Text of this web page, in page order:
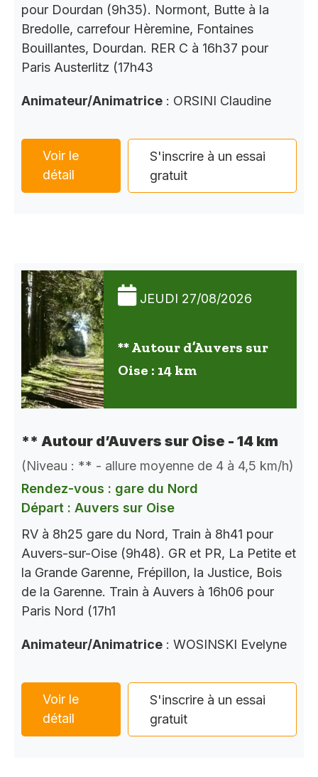
pour Dourdan (9h35). Normont, Butte à la
Bredolle, carrefour Hèremine, Fontaines
Bouillantes, Dourdan. RER C à 16h37 pour
Paris Austerlitz (17h43
Animateur/Animatrice : ORSINI Claudine
Voir le
détail
S'inscrire à un essai
gratuit
JEUDI 27/08/2026
** Autour d’Auvers sur
Oise : 14 km
** Autour d’Auvers sur Oise - 14 km
(Niveau : ** - allure moyenne de 4 à 4,5 km/h)
Rendez-vous : gare du Nord
Départ : Auvers sur Oise
RV à 8h25 gare du Nord, Train à 8h41 pour
Auvers-sur-Oise (9h48). GR et PR, La Petite et
la Grande Garenne, Frépillon, la Justice, Bois
de la Garenne. Train à Auvers à 16h06 pour
Paris Nord (17h1
Animateur/Animatrice : WOSINSKI Evelyne
Voir le
détail
S'inscrire à un essai
gratuit